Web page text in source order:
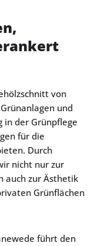
von
und
in der Grünpflege
für die
Durch
nicht nur zur
auch zur Ästhetik
Grünflächen
führt den